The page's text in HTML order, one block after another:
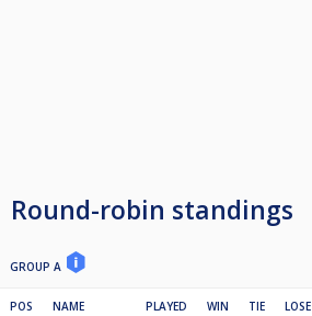
Round-robin standings
GROUP A
POS NAME PLAYED WIN TIE LOSE